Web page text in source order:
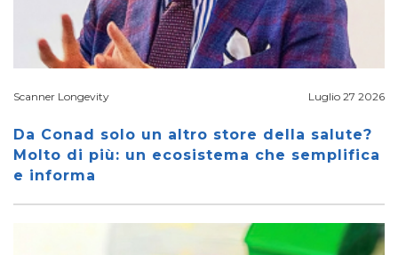
Scanner Longevity Luglio 27 2026
Da Conad solo un altro store della salute?
Molto di più: un ecosistema che semplifica
e informa